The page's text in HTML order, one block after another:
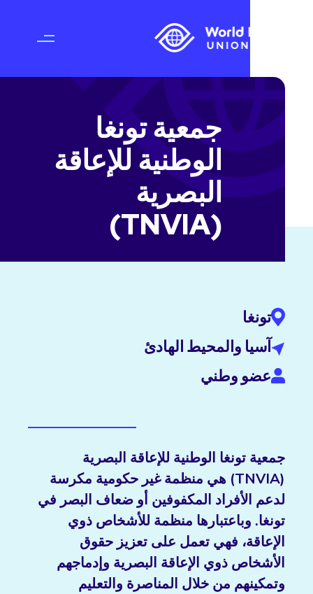
جمعية تونغا
الوطنية للإعاقة
البصرية
(TNVIA)
تونغا
آسيا والمحيط الهادئ
عضو وطني
جمعية تونغا الوطنية للإعاقة البصرية
(TNVIA) هي منظمة غير حكومية مكرسة
لدعم الأفراد المكفوفين أو ضعاف البصر في
تونغا. وباعتبارها منظمة للأشخاص ذوي
الإعاقة، فهي تعمل على تعزيز حقوق
الأشخاص ذوي الإعاقة البصرية وإدماجهم
وتمكينهم من خلال المناصرة والتعليم